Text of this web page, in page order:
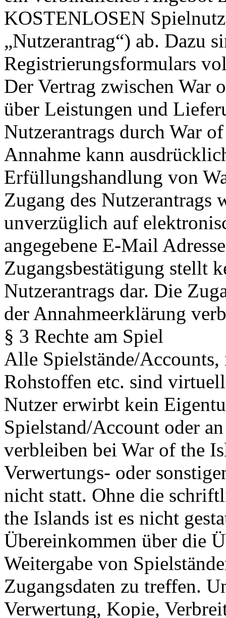
KOSTENLOSEN
„Nutzerantrag“) ab. Dazu
Registrierungsformulars
Der Vertrag zwischen War
über Leistungen und
Nutzerantrags durch War
Annahme kann
Erfüllungshandlung von
Zugang des Nutzerantrags
unverzüglich auf
angegebene E-Mail
Zugangsbestätigung stellt
Nutzerantrags dar. Die
der Annahmeerklärung
§ 3 Rechte am Spiel
Alle Spielstände/
Rohstoffen etc. sind
Nutzer erwirbt kein
Spielstand/Account oder
verbleiben bei War of the
Verwertungs- oder
nicht statt. Ohne die
the Islands ist es nicht
Übereinkommen über die
Weitergabe von
Zugangsdaten zu treffen.
Verwertung, Kopie,